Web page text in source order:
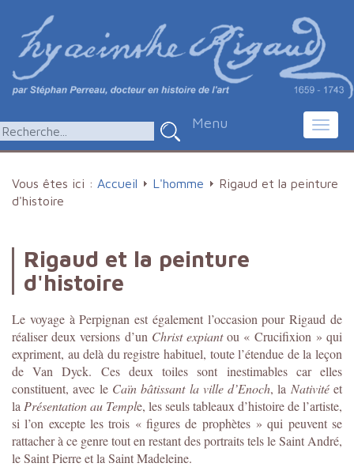
Menu
Vous êtes ici : Accueil L'homme
Rigaud et la peinture
d'histoire
Rigaud et la peinture
d'histoire
Le voyage à Perpignan est également l’occasion pour Rigaud de
réaliser deux versions d’un Christ expiantou « Crucifixion » qui
expriment, au delà du registre habituel, toute l’étendue de la leçon
de Van Dyck. Ces deux toiles sont inestimables car elles
constituent, avec le Caïn bâtissant la ville d’Enoch, la Nativitéet
la Présentation au Temple, les seuls tableaux d’histoire de l’artiste,
si l’on excepte les trois « figures de prophètes » qui peuvent se
rattacher à ce genre tout en restant des portraits tels le Saint André,
le Saint Pierre et la Saint Madeleine.